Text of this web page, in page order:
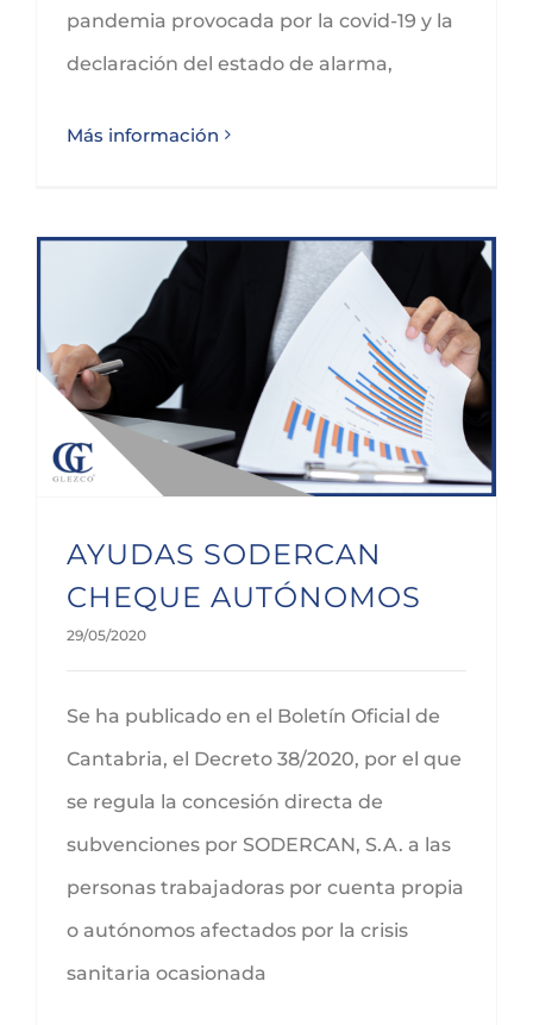
pandemia provocada por la covid-19 y la
declaración del estado de alarma,
Más información
AYUDAS SODERCAN
CHEQUE AUTÓNOMOS
29/05/2020
Se ha publicado en el Boletín Oficial de
Cantabria, el Decreto 38/2020, por el que
se regula la concesión directa de
subvenciones por SODERCAN, S.A. a las
personas trabajadoras por cuenta propia
o autónomos afectados por la crisis
sanitaria ocasionada